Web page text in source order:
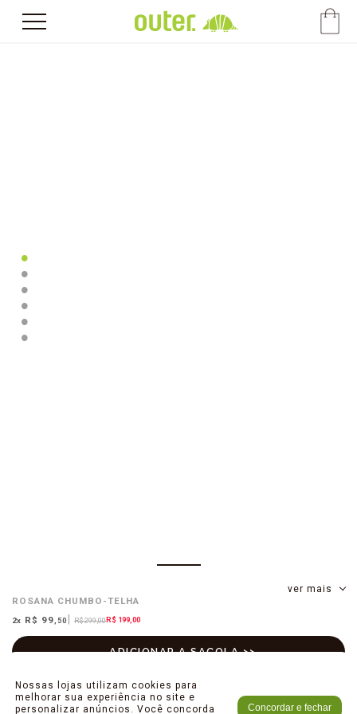
ver mais
ROSANA CHUMBO-TELHA
R$ 299,00R$ 199,00
2x R$ 99 ,50
Nossas lojas utilizam cookies para
melhorar sua experiência no site e
personalizar anúncios. Você concorda
Concordar e fechar